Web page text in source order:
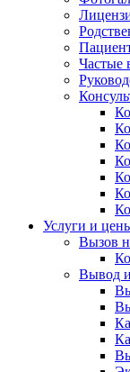
Частые
Услуги и
Вызов
Вывод